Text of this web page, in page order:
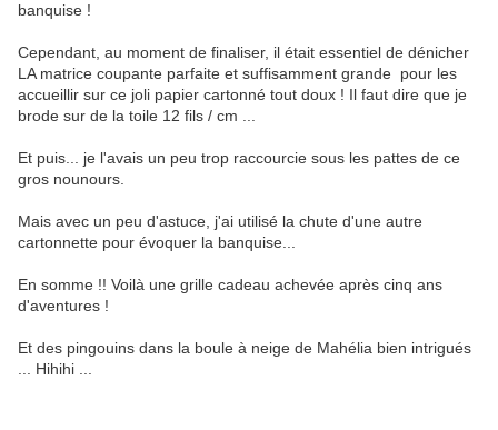
banquise !
Cependant, au moment de finaliser, il était essentiel de dénicher
LA matrice coupante parfaite et suffisamment grande pour les
accueillir sur ce joli papier cartonné tout doux ! Il faut dire que je
brode sur de la toile 12 fils / cm ...
Et puis... je l'avais un peu trop raccourcie sous les pattes de ce
gros nounours.
Mais avec un peu d'astuce, j'ai utilisé la chute d'une autre
cartonnette pour évoquer la banquise...
En somme !! Voilà une grille cadeau achevée après cinq ans
d'aventures !
Et des pingouins dans la boule à neige de Mahélia bien intrigués
... Hihihi ...